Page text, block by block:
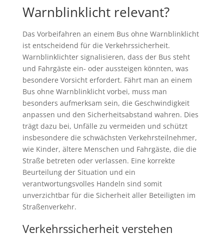
Warnblinklicht relevant?
Das Vorbeifahren an einem Bus ohne Warnblinklicht
ist entscheidend für die Verkehrssicherheit.
Warnblinklichter signalisieren, dass der Bus steht
und Fahrgäste ein- oder aussteigen könnten, was
besondere Vorsicht erfordert. Fährt man an einem
Bus ohne Warnblinklicht vorbei, muss man
besonders aufmerksam sein, die Geschwindigkeit
anpassen und den Sicherheitsabstand wahren. Dies
trägt dazu bei, Unfälle zu vermeiden und schützt
insbesondere die schwächsten Verkehrsteilnehmer,
wie Kinder, ältere Menschen und Fahrgäste, die die
Straße betreten oder verlassen. Eine korrekte
Beurteilung der Situation und ein
verantwortungsvolles Handeln sind somit
unverzichtbar für die Sicherheit aller Beteiligten im
Straßenverkehr.
Verkehrssicherheit verstehen